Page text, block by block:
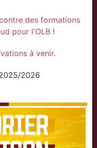
des formations
pour l'OLB !
à venir.
2026